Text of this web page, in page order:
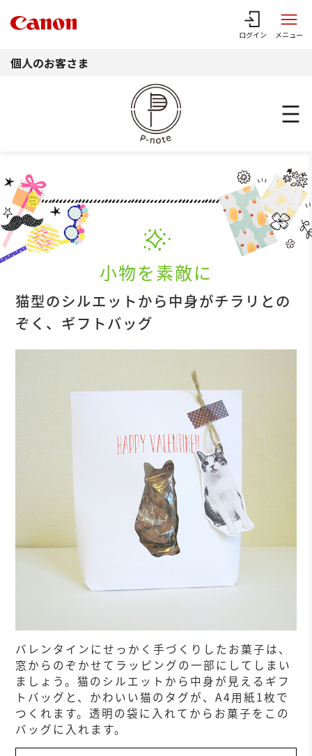
ログイン メニュー
個人のお客さま
小物を素敵に
猫型のシルエットから中身がチラリとの
ぞく、ギフトバッグ
バレンタインにせっかく手づくりしたお菓子は、
窓からのぞかせてラッピングの一部にしてしまい
ましょう。猫のシルエットから中身が見えるギフ
トバッグと、かわいい猫のタグが、A4用紙1枚で
つくれます。透明の袋に入れてからお菓子をこの
バッグに入れます。